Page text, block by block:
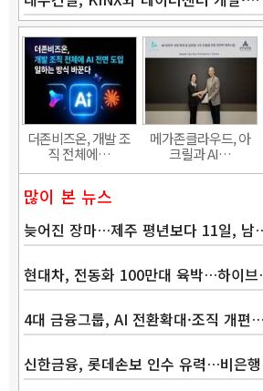
더존비즈온, 개발 조
직 전체에…
메가존클라우드, 아
크릴과 AI…
많이 본 뉴스
늦어진 장마…제주 평년보다 11일,
현대차, 전동화 100만대 육박…하이
4대 금융그룹, AI 전환확대·조직 개편…
신한금융, 롯데손보 인수 유력…비은